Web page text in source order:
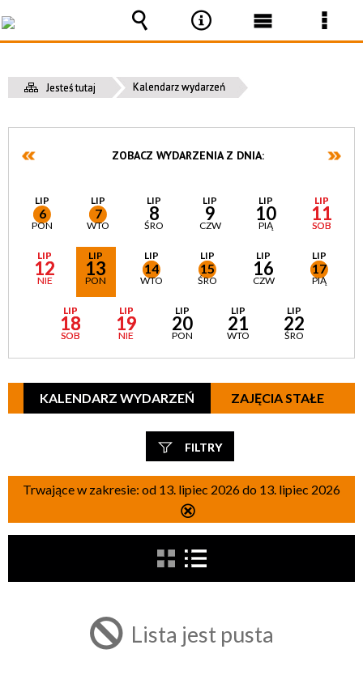
Jesteś tutaj Kalendarz wydarzeń
ZOBACZ WYDARZENIA Z DNIA:
LIP
6
PON
LIP
7
WTO
LIP
8
ŚRO
LIP
9
CZW
LIP
10
PIĄ
LIP
11
SOB
LIP
12
NIE
LIP
13
PON
LIP
14
WTO
LIP
15
ŚRO
LIP
16
CZW
LIP
17
PIĄ
LIP
18
SOB
LIP
19
NIE
LIP
20
PON
LIP
21
WTO
LIP
22
ŚRO
KALENDARZ WYDARZEŃ ZAJĘCIA STAŁE
FILTRY
Szukana fraza
Trwające w zakresie
—
Trwające w zakresie: od 13. lipiec 2026 do 13. lipiec 2026
ten
filtr
Lista jest pusta
Wyszukiwarka
Narzędzia
Menu